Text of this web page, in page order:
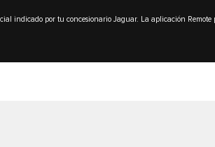
indicado por tu concesionario Jaguar. La aplicación Remote